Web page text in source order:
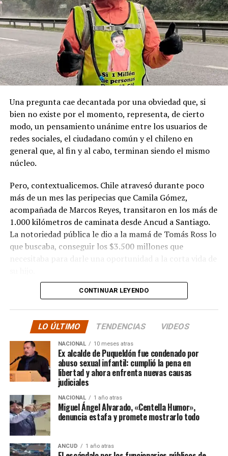
registraron declaraciones públicas de su partido ni
sanciones políticas posteriores.
Recordemos que el 21 de Septiembre de 1883 se produjo
la Toma de Posesión del Estrecho de Magallanes, donde
el capitán Juan Guillermos y 23 tripulantes a bordo de la
Goleta de Guerra Ancud de la Armada tomaron posesión
de estas tierras patagónicas donde izaron la bandera
nacional declarando este territorio como parte de Chile.
Una pregunta cae decantada por una obviedad que, si
bien no existe por el momento, representa, de cierto
modo, un pensamiento unánime entre los usuarios de
redes sociales, el ciudadano común y el chileno en
general que, al fin y al cabo, terminan siendo el mismo
núcleo.
Pero, contextualicemos. Chile atravesó durante poco
más de un mes las peripecias que Camila Gómez,
acompañada de Marcos Reyes, transitaron en los más de
1.000 kilómetros de caminata desde Ancud a Santiago.
La notoriedad pública le dio a la mamá de Tomás Ross lo
que buscaba, conseguir los $3.500 millones que
necesitaba para darle una oportunidad a la corta vida de
La solidaridad y empatía de los chilenos en cada paso
sino que se superó con creces. De hecho, el último
cómputo dado a conocer reveló la suma total de
$3.689.545.200.
Según Camila Gómez, el excedente de casi $200
millones sería destinadopara los costos médicos
asociados al suministro del Elevidys «porque los 3.500
millonessolo incluye el frasco del fármaco y no los
otros gastos relacionados con los tres meses del
tratamiento
«, indicó a Meganonoticias.cl
Pero, volviendo al principio, damos curso a una solicitud
CONTINUAR LEYENDO
LO ÚLTIMO TENDENCIAS VIDEOS
NACIONAL 10 meses atras
Ex alcalde de Puqueldón fue condenado por
abuso sexual infantil: cumplió la pena en
libertad y ahora enfrenta nuevas causas
judiciales
NACIONAL 1 año atras
Miguel Ángel Alvarado, «Centella Humor»,
denuncia estafa y promete mostrarlo todo
ANCUD 1 año atras